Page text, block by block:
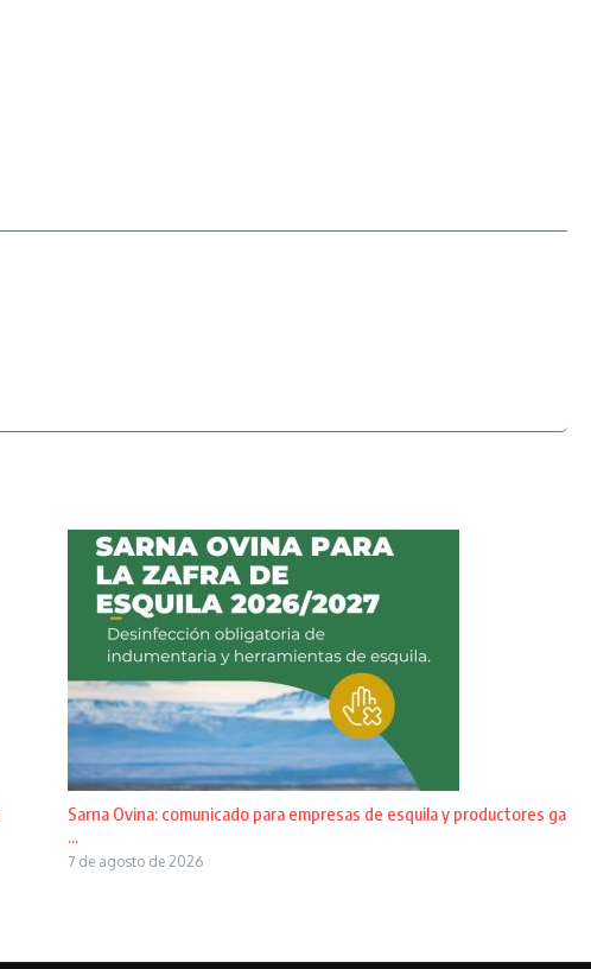
Sarna Ovina: comunicado para empresas de esquila y productores ga
...
7 de agosto de 2026